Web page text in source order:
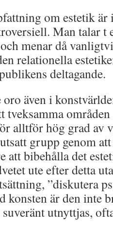
om estetik är
Man talar t
menar då
relationella
deltagande.
oro även i
områden
alltför hög grad av
grupp genom
att bibehålla det
ute efter detta
”diskutera
konsten är den inte
utnyttjas,